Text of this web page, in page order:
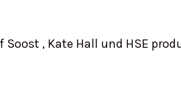
Soost , Kate Hall und HSE